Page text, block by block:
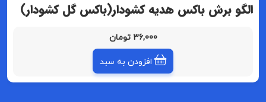
الگو برش باکس هدیه کشودار(باکس گل کشودار)
36,000 تومان
افزودن به سبد